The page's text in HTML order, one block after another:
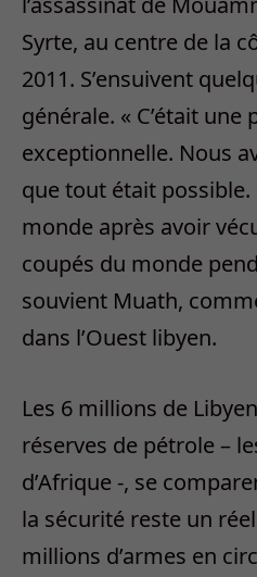
Syrte, au centre de la
2011. S’ensuivent
générale. « C’était une
exceptionnelle. Nous
que tout était possible.
monde après avoir
coupés du monde
souvient Muath,
dans l’Ouest libyen.
Les 6 millions de
réserves de pétrole –
d’Afrique -, se
la sécurité reste un
millions d’armes en